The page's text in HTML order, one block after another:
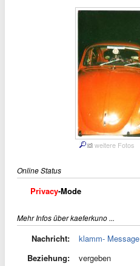
weitere Fotos
Online Status
Privacy-Mode
Mehr Infos über kaeferkuno ...
Nachricht: klamm- Message
Beziehung:
vergeben